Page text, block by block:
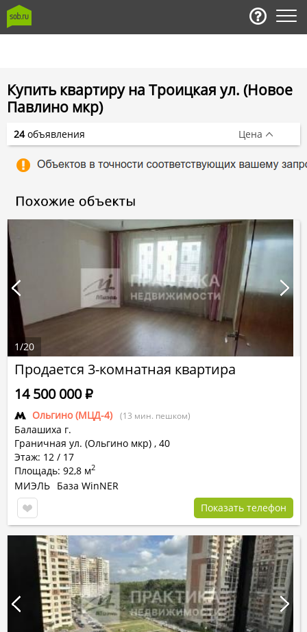
Купить квартиру на Троицкая ул. (Новое
Павлино мкр)
Продается 3-комнатная квартира
Ольгино (МЦД-4) (13 мин. пешком)
Балашиха г.
Граничная ул. (Ольгино мкр) , 40
Этаж: 12 / 17
Площадь: 92,8 м2
14 500 000Р
МИЭЛЬ База WinNER
Показать телефон
1/20
24объявления Цена